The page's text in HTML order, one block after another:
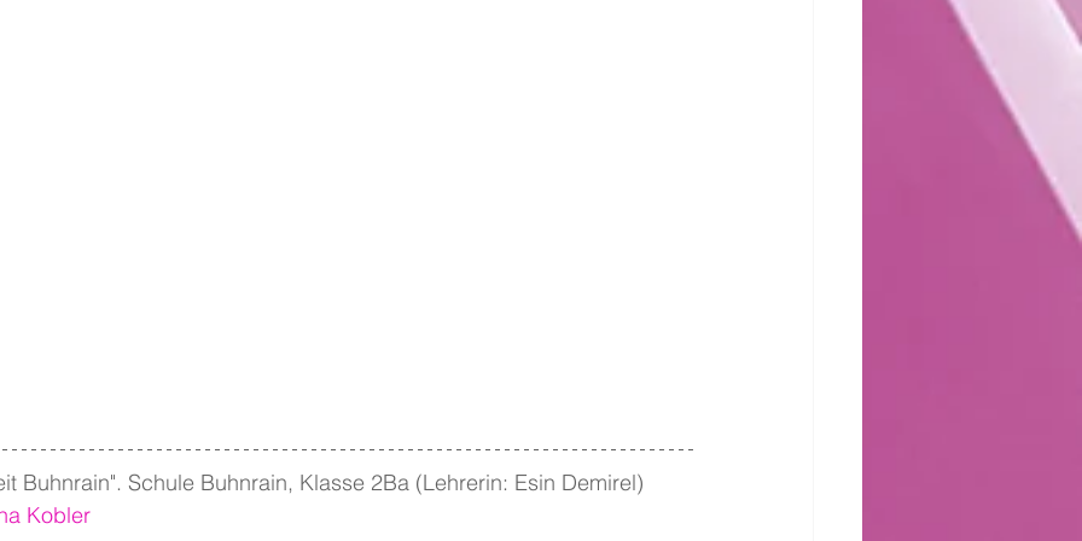
Buhnrain". Schule Buhnrain, Klasse 2Ba (Lehrerin: Esin Demirel)
Kobler